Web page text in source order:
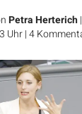
Petra Herterich|
Uhr|4